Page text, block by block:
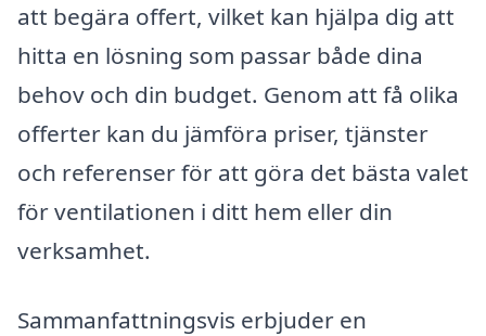
att begära offert, vilket kan hjälpa dig att
hitta en lösning som passar både dina
behov och din budget. Genom att få olika
offerter kan du jämföra priser, tjänster
och referenser för att göra det bästa valet
för ventilationen i ditt hem eller din
verksamhet.
Sammanfattningsvis erbjuder en